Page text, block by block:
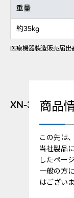
商品
この先は
当社製品
したペー
一般の方
はござい
重量
約35kg
医療機器製造販売届
XN-350(オー